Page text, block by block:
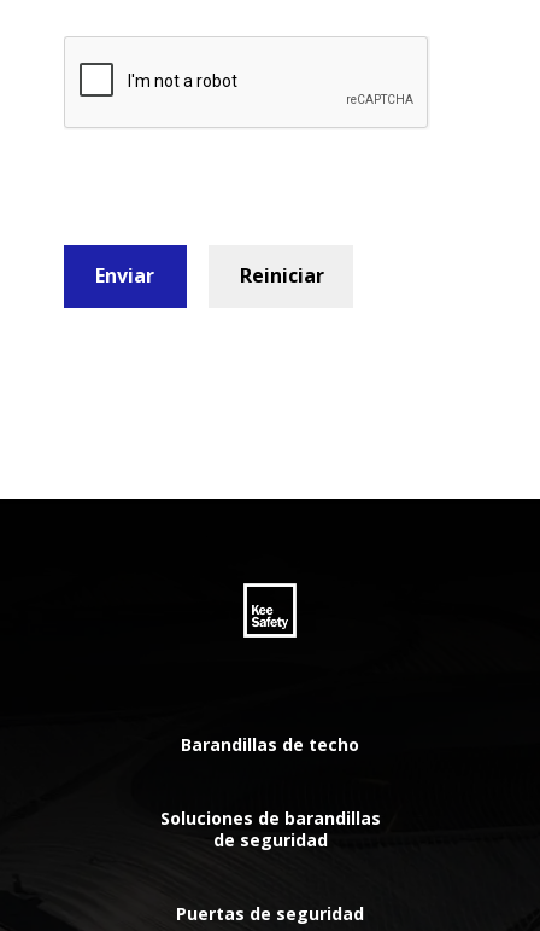
Barandillas de techo
Soluciones de barandillas
de seguridad
Puertas de seguridad